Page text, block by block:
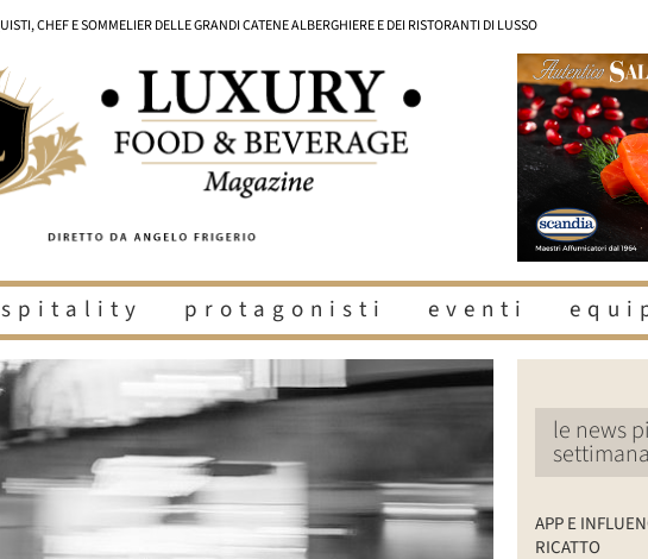
CHEF E SOMMELIER DELLE GRANDI CATENE ALBERGHIERE E DEI RISTORANTI DI LUSSO
protagonisti eventi
le news
settimana
APP E
RICATTO